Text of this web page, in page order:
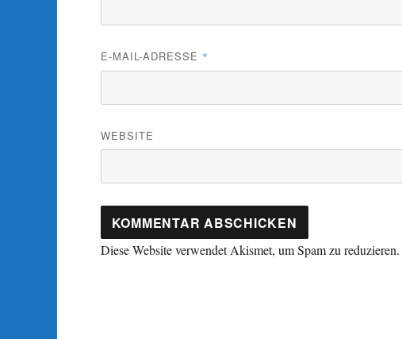
E-MAIL-ADRESSE *
WEBSITE
Diese Website verwendet Akismet, um Spam zu reduzieren.